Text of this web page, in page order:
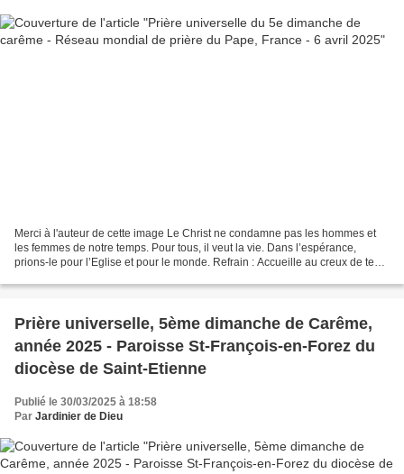
Merci à l'auteur de cette image Le Christ ne condamne pas les hommes et
les femmes de notre temps. Pour tous, il veut la vie. Dans l’espérance,
prions-le pour l’Eglise et pour le monde. Refrain : Accueille au creux de tes
Prière universelle, 5ème dimanche de Carême,
année 2025 - Paroisse St-François-en-Forez du
diocèse de Saint-Etienne
Publié le 30/03/2025 à 18:58
Par Jardinier de Dieu